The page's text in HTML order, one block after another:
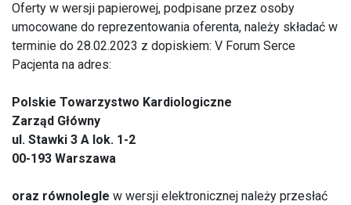
Oferty w wersji papierowej, podpisane przez osoby
umocowane do reprezentowania oferenta, należy składać w
terminie do 28.02.2023 z dopiskiem: V Forum Serce
Pacjenta na adres:
Polskie Towarzystwo Kardiologiczne
Zarząd Główny
ul. Stawki 3 A lok. 1-2
00-193 Warszawa
oraz równolegle w wersji elektronicznej należy przesłać